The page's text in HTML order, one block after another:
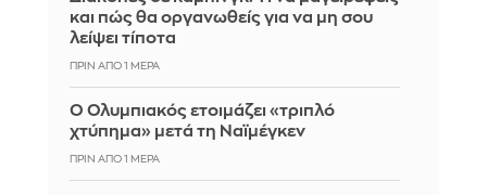
και πώς θα οργανωθείς για να μη σου
λείψει τίποτα
ΠΡΙΝ ΑΠΌ 1 ΜΈΡΑ
Ο Ολυμπιακός ετοιμάζει «τριπλό
χτύπημα» μετά τη Ναϊμέγκεν
ΠΡΙΝ ΑΠΌ 1 ΜΈΡΑ